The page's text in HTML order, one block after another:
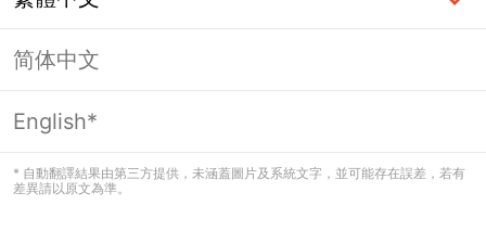
頁面無法顯示
發生錯誤！請登入並再試一次或回到主
简体中文
English*
* 自動翻譯結果由第三方提供，未涵蓋圖片及系統文字，並可能存在誤差，若有
差異請以原文為準。